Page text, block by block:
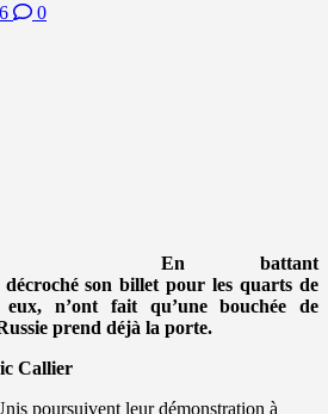
0
En battant
son billet pour les quarts de
n’ont fait qu’une bouchée de
prend déjà la porte.
Callier
poursuivent leur démonstration à